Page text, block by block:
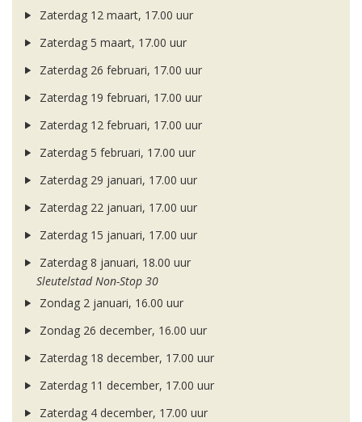
Zaterdag 12 maart, 17.00 uur
Zaterdag 5 maart, 17.00 uur
Zaterdag 26 februari, 17.00 uur
Zaterdag 19 februari, 17.00 uur
Zaterdag 12 februari, 17.00 uur
Zaterdag 5 februari, 17.00 uur
Zaterdag 29 januari, 17.00 uur
Zaterdag 22 januari, 17.00 uur
Zaterdag 15 januari, 17.00 uur
Zaterdag 8 januari, 18.00 uur
Sleutelstad Non-Stop 30
Zondag 2 januari, 16.00 uur
Zondag 26 december, 16.00 uur
Zaterdag 18 december, 17.00 uur
Zaterdag 11 december, 17.00 uur
Zaterdag 4 december, 17.00 uur